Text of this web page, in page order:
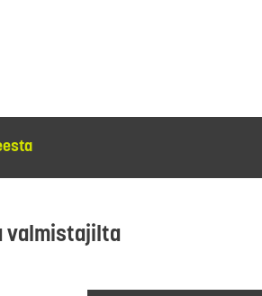
valmistajilta